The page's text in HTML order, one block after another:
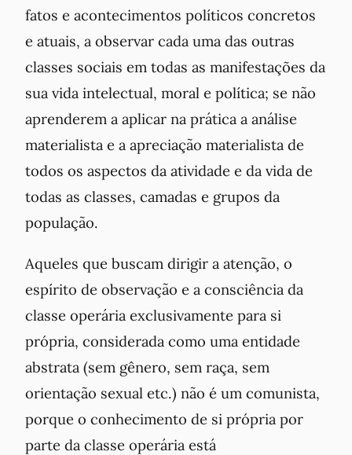
fatos e acontecimentos políticos concretos
e atuais, a observar cada uma das outras
classes sociais em todas as manifestações da
sua vida intelectual, moral e política; se não
aprenderem a aplicar na prática a análise
materialista e a apreciação materialista de
todos os aspectos da atividade e da vida de
todas as classes, camadas e grupos da
população.
Aqueles que buscam dirigir a atenção, o
espírito de observação e a consciência da
classe operária exclusivamente para si
própria, considerada como uma entidade
abstrata (sem gênero, sem raça, sem
orientação sexual etc.) não é um comunista,
porque o conhecimento de si própria por
parte da classe operária está